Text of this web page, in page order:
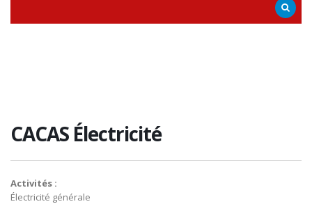
CACAS Électricité
Activités :
Électricité générale